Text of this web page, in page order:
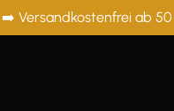
➡️ Versandkostenfrei ab 50